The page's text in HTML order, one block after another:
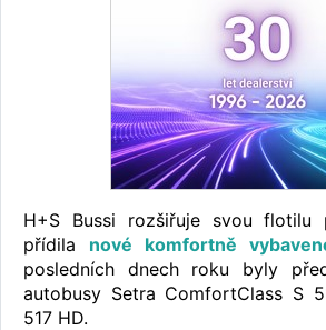
H+S Bussi rozšiřuje svou flotilu
přídila nové komfortně
posledních dnech roku byly
autobusy Setra ComfortClass S
517 HD.